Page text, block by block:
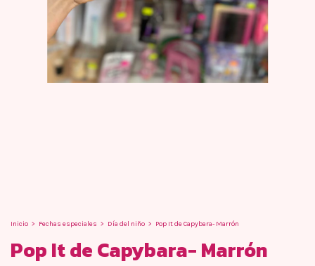
Inicio > Fechas especiales > Día del niño > Pop It de Capybara- Marrón
Pop It de Capybara- Marrón